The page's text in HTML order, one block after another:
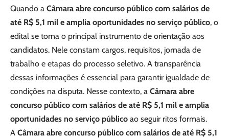
Quando a Câmara abre concurso público com salários de
até R$ 5,1 mil e amplia oportunidades no serviço público, o
edital se torna o principal instrumento de orientação aos
candidatos. Nele constam cargos, requisitos, jornada de
trabalho e etapas do processo seletivo. A transparência
dessas informações é essencial para garantir igualdade de
condições na disputa. Nesse contexto, a Câmara abre
concurso público com salários de até R$ 5,1 mil e amplia
oportunidades no serviço público ao seguir ritos formais.
A Câmara abre concurso público com salários de até R$ 5,1